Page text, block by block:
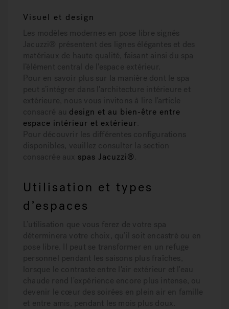
Visuel et design
Les modèles modernes en pose libre signés
Jacuzzi® présentent des lignes élégantes et des
matériaux de haute qualité, faisant ainsi du spa
l’élément central de l'espace extérieur.
Pour en savoir plus sur la manière dont le spa
peut s’intégrer dans l'architecture intérieure et
extérieure, nous vous invitons à lire l'article
consacré au design et au bien-être entre
espace intérieur et extérieur
Pour découvrir les différentes configurations
disponibles, veuillez consulter la section
consacrée aux spas Jacuzzi®
Utilisation et types
d’espaces
L’utilisation que vous ferez de votre spa
déterminera votre choix, qu’il soit encastré ou en
pose libre. Il peut se transformer en un refuge
personnel pendant les saisons plus fraîches,
lorsque le contraste entre l'air extérieur et l'eau
chaude rend l'expérience encore plus intense, ou
devenir le cœur des soirées en plein air en famille
et entre amis, pendant les mois plus doux.